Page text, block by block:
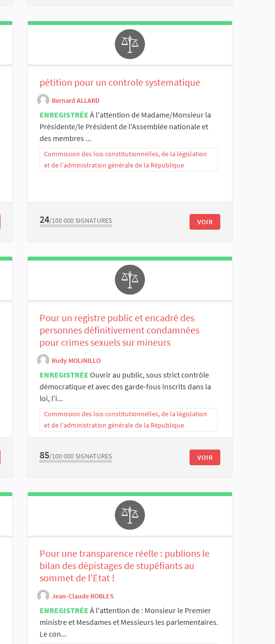
pétition pour un controle systematique
Bernard ALLARD
ENREGISTRÉE À l'attention de Madame/Monsieur la
Présidente/le Président de l'Assemblée nationale et
des membres ...
Commission des lois constitutionnelles, de la législation
et de l’administration générale de la République
24/100 000 SIGNATURES VOIR
Pour un registre public et encadré des
personnes définitivement condamnées
pour crimes sexuels sur mineurs
Rudy MOLINILLO
ENREGISTRÉE Ouvrir au public, sous strict contrôle
démocratique et avec des garde-fous inscrits dans la
loi, l'i...
Commission des lois constitutionnelles, de la législation
et de l’administration générale de la République
85/100 000 SIGNATURES VOIR
Pour une transparence réelle : publions le
bilan des dépistages de stupéfiants au
sommet de l'État !
Jean-Claude ROBLES
ENREGISTRÉE À l'attention de : Monsieur le Premier
ministre et Mesdames et Messieurs les parlementaires.
Le con...